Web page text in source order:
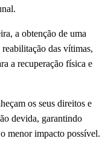
a obtenção de uma
das vítimas,
a recuperação física e
os seus direitos e
devida, garantindo
menor impacto possível.